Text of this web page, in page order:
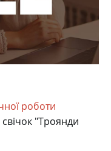
роботи
"Троянди